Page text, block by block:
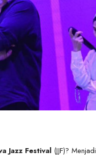
Jazz Festival (JJF)? Menjadi